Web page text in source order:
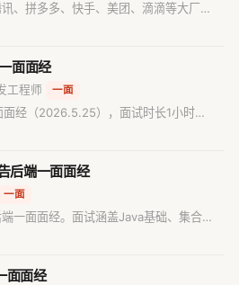
、拼多多、快手、美团、滴滴等大厂
知识点，集合模块的HashMap底层数
面面经
工程师 一面
经（2026.5.25），面试时长1小时，
点加手撕反转链表算法题，项目回答表
后端一面面经
一面
一面面经。面试涵盖Java基础、集合框
编程（CAS与锁）、MySQL索引与事
面面经